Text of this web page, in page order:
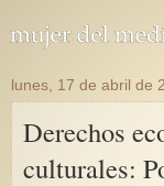
lunes, 17 de abril de
Derechos